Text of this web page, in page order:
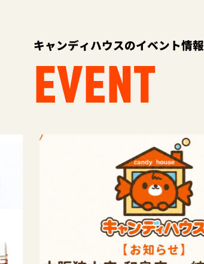
キャンディハウスのイベント情報
EVENT